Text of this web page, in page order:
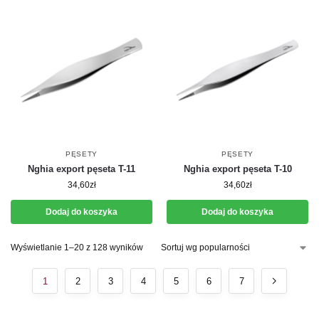
PĘSETY
Nghia export pęseta T-11
34,60zł
Dodaj do koszyka
PĘSETY
Nghia export pęseta T-10
34,60zł
Dodaj do koszyka
Wyświetlanie 1–20 z 128 wyników
1 2 3 4 5 6 7